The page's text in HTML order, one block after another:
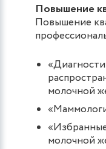
Повышение
Повышение
молочной
молочной